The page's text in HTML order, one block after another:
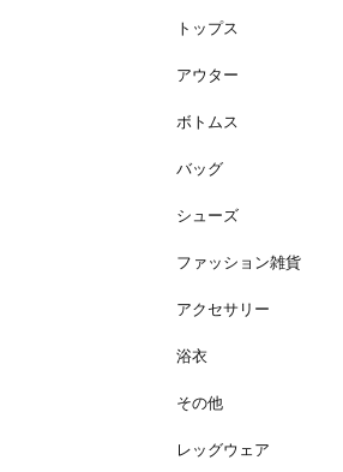
トップス
アウター
ボトムス
バッグ
シューズ
ファッション雑貨
アクセサリー
浴衣
その他
レッグウェア